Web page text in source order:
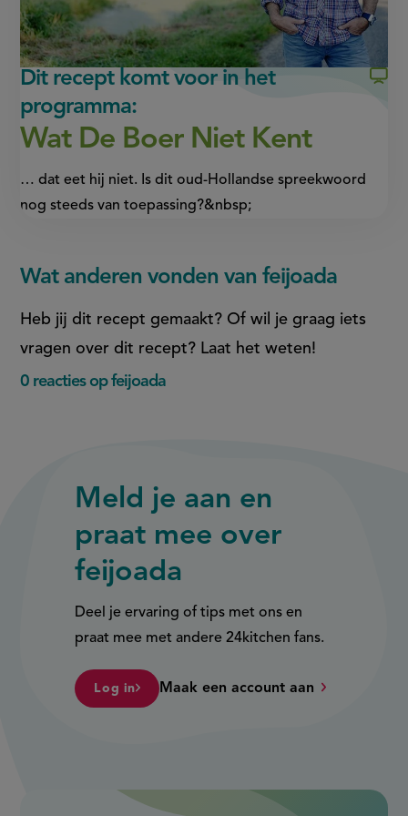
externe
link)
externe
link)
Dit recept komt voor in het
programma:
Wat De Boer Niet Kent
… dat eet hij niet. Is dit oud-Hollandse spreekwoord
nog steeds van toepassing?&nbsp;
Wat anderen vonden van feijoada
Heb jij dit recept gemaakt? Of wil je graag iets
vragen over dit recept? Laat het weten!
0 reacties op feijoada
Meld je aan en
praat mee over
feijoada
Deel je ervaring of tips met ons en
praat mee met andere 24kitchen fans.
Log in Maak een account aan